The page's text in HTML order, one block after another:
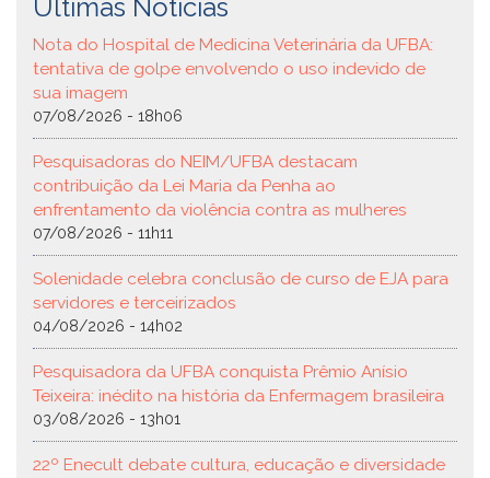
Últimas Notícias
Nota do Hospital de Medicina Veterinária da UFBA:
tentativa de golpe envolvendo o uso indevido de
sua imagem
07/08/2026 - 18h06
Pesquisadoras do NEIM/UFBA destacam
contribuição da Lei Maria da Penha ao
enfrentamento da violência contra as mulheres
07/08/2026 - 11h11
Solenidade celebra conclusão de curso de EJA para
servidores e terceirizados
04/08/2026 - 14h02
Pesquisadora da UFBA conquista Prêmio Anísio
Teixeira: inédito na história da Enfermagem brasileira
03/08/2026 - 13h01
22º Enecult debate cultura, educação e diversidade